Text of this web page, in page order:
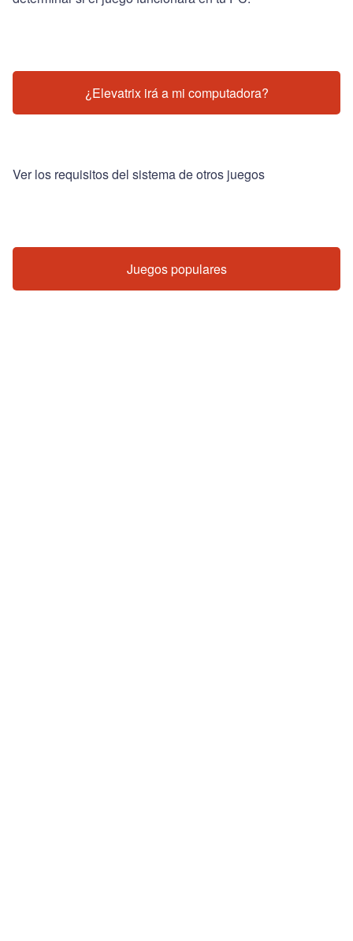
¿Elevatrix irá a mi computadora?
Ver los requisitos del sistema de otros juegos
Juegos populares